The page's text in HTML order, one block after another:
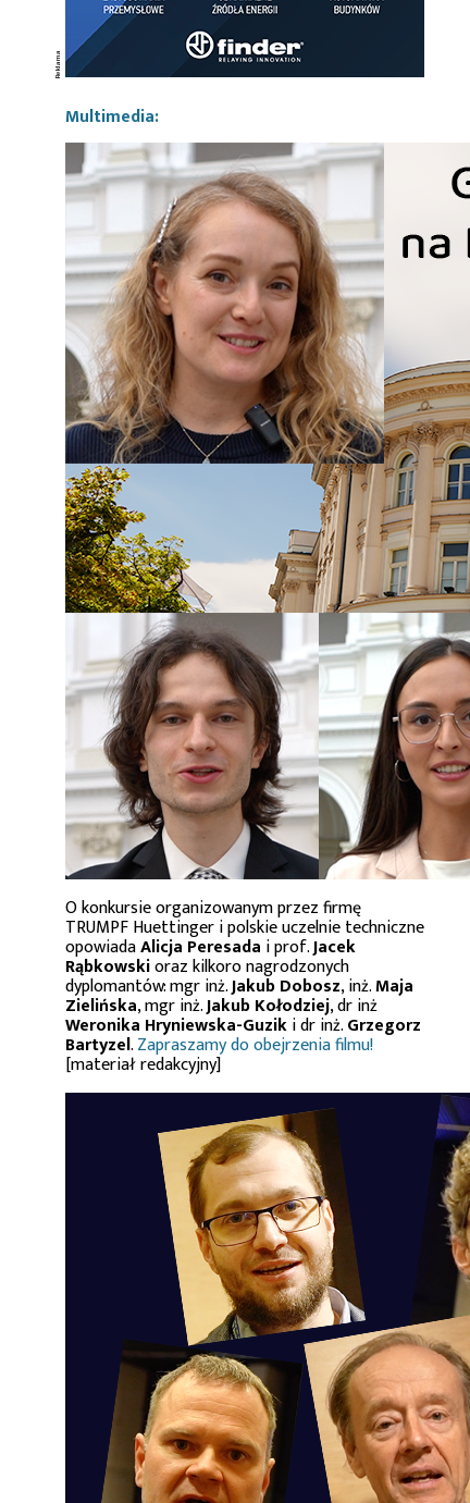
Multimedia:
O konkursie organizowanym przez firmę
TRUMPF Huettinger i polskie uczelnie techniczne
opowiadaAlicja Peresada i prof.Jacek
Rąbkowskioraz kilkoro nagrodzonych
dyplomantów: mgr inż.Jakub Dobosz, inż.Maja
Zielińska, mgr inż.Jakub Kołodziej, dr inż
Weronika Hryniewska-Guziki dr inż.Grzegorz
Bartyzel.Zapraszamy do obejrzenia filmu!
[materiał redakcyjny]